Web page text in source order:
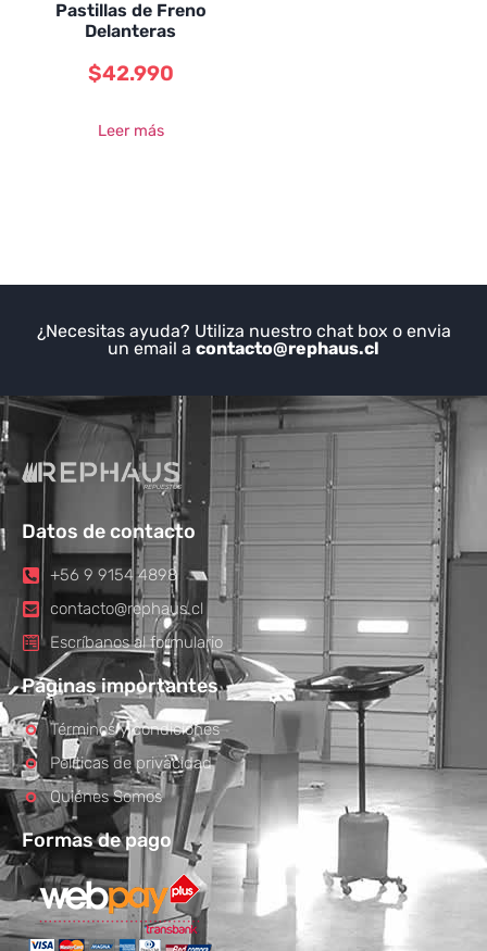
Pastillas de Freno
Delanteras
$42.990
Leer más
¿Necesitas ayuda? Utiliza nuestro chat box o envia
un email a contacto@rephaus.cl
Datos de contacto
+56 9 9154 4898
contacto@rephaus.cl
Escríbanos al formulario
Páginas importantes
Términos y condiciones
Políticas de privacidad
Quiénes Somos
Formas de pago